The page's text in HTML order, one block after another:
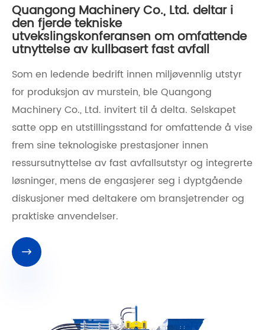
Quangong Machinery Co., Ltd. deltar i
den fjerde tekniske
utvekslingskonferansen om omfattende
utnyttelse av kullbasert fast avfall
Som en ledende bedrift innen miljøvennlig utstyr
for produksjon av murstein, ble Quangong
Machinery Co., Ltd. invitert til å delta. Selskapet
satte opp en utstillingsstand for omfattende å vise
frem sine teknologiske prestasjoner innen
ressursutnyttelse av fast avfallsutstyr og integrerte
løsninger, mens de engasjerer seg i dyptgående
diskusjoner med deltakere om bransjetrender og
praktiske anvendelser.
